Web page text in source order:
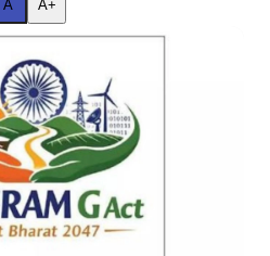
A A+